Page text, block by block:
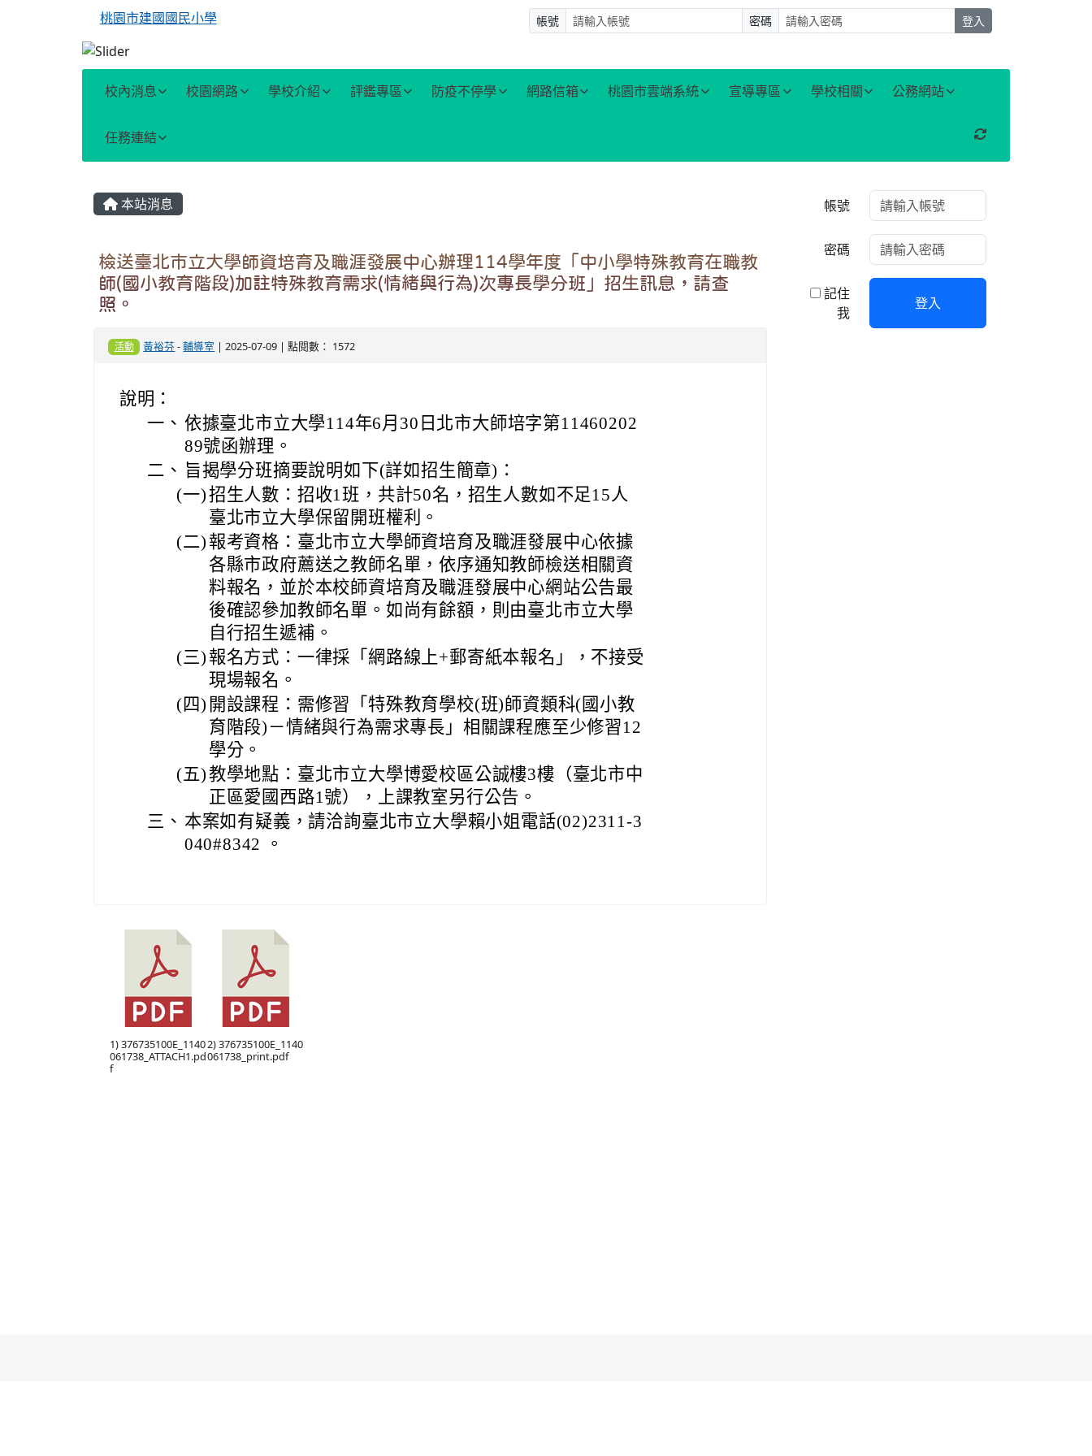
桃園市建國國民小學 帳號 密碼 登入
校內消息 校園網路 學校介紹 評鑑專區 防疫不停學 網路信箱 桃園市雲端系統 宣導專區 學校相關 公務網站
任務連結 重新取得佈景設定
主內容區域
本站消息
檢送臺北市立大學師資培育及職涯發展中心辦理114學年度「中小學特殊教育在職教
師(國小教育階段)加註特殊教育需求(情緒與行為)次專長學分班」招生訊息，請查
照。
活動 黃裕芬-輔導室 | 2025-07-09 | 點閱數： 1572
說明：
一、 依據臺北市立大學114年6月30日北市大師培字第11460202
89號函辦理。
二、 旨揭學分班摘要說明如下(詳如招生簡章)：
(一)招生人數：招收1班，共計50名，招生人數如不足15人
臺北市立大學保留開班權利。
(二) 報考資格：臺北市立大學師資培育及職涯發展中心依據
各縣市政府薦送之教師名單，依序通知教師檢送相關資
料報名，並於本校師資培育及職涯發展中心網站公告最
後確認參加教師名單。如尚有餘額，則由臺北市立大學
自行招生遞補。
(三) 報名方式：一律採「網路線上+郵寄紙本報名」，不接受
現場報名。
(四) 開設課程：需修習「特殊教育學校(班)師資類科(國小教
育階段)－情緒與行為需求專長」相關課程應至少修習12
學分。
(五)教學地點：臺北市立大學博愛校區公誠樓3樓（臺北市中
正區愛國西路1號），上課教室另行公告。
三、 本案如有疑義，請洽詢臺北市立大學賴小姐電話(02)2311-3
040#8342 。
1) 376735100E_1140
061738_ATTACH1.pd
f
2) 376735100E_1140
061738_print.pdf
右邊區域內容
帳號
密碼
記住
我
登入